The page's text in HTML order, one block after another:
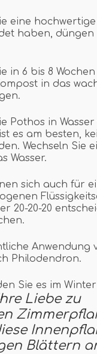
eine
haben, düngen
in 6 bis 8
in das
Pothos in
es am besten,
Wechseln Sie
Wasser.
sich auch für
20-20-20
Anwendung
Philodendron.
Sie es im
Liebe zu
Blättern